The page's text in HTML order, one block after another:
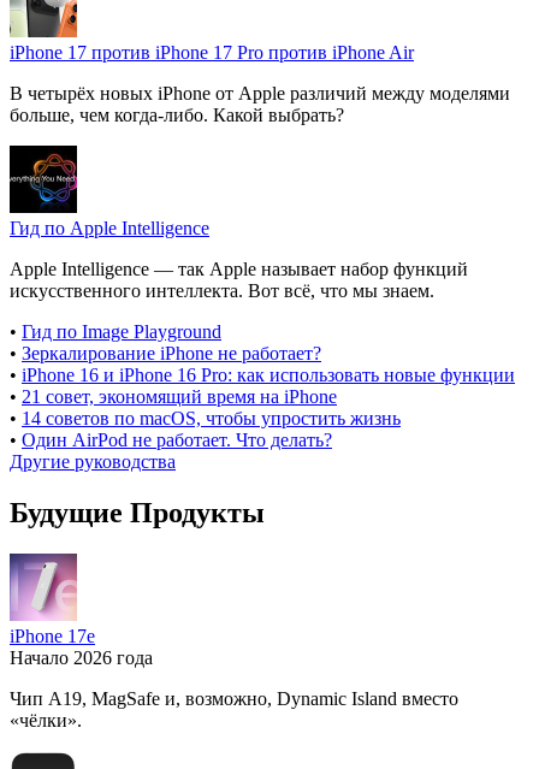
iPhone 17 против iPhone 17 Pro против iPhone Air
В четырёх новых iPhone от Apple различий между моделями
больше, чем когда-либо. Какой выбрать?
Гид по Apple Intelligence
Apple Intelligence — так Apple называет набор функций
искусственного интеллекта. Вот всё, что мы знаем.
• Гид по Image Playground
• Зеркалирование iPhone не работает?
• iPhone 16 и iPhone 16 Pro: как использовать новые функции
• 21 совет, экономящий время на iPhone
• 14 советов по macOS, чтобы упростить жизнь
• Один AirPod не работает. Что делать?
Другие руководства
Будущие Продукты
iPhone 17e
Начало 2026 года
Чип A19, MagSafe и, возможно, Dynamic Island вместо
«чёлки».